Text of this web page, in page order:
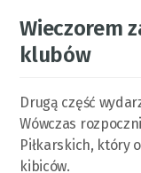
Wieczorem
klubów
Drugą część
Wówczas
Piłkarskich, który
kibiców.